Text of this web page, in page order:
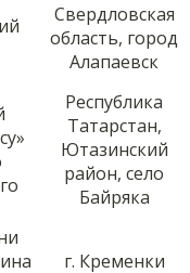
Свердловская
область, город
Алапаевск
Республика
Татарстан,
Ютазинский
район, село
Байряка
г. Кременки